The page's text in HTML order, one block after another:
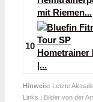
10
Hinweis: Letzte
Links | Bilder von der